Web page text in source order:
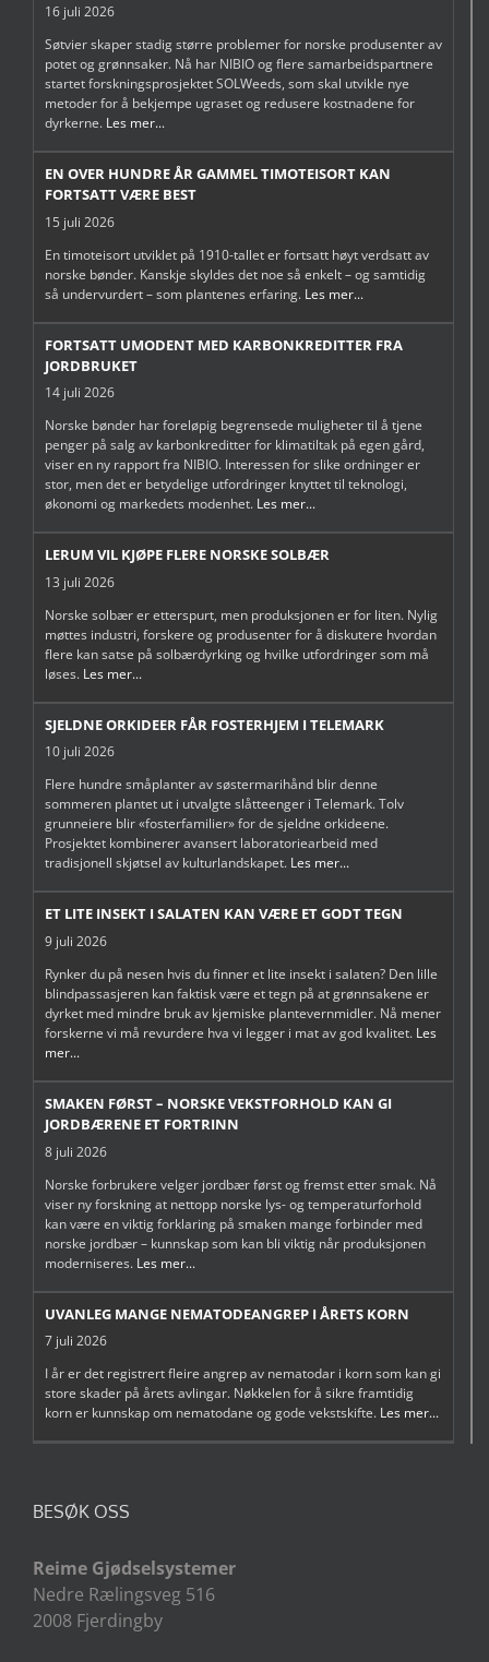
16 juli 2026
Søtvier skaper stadig større problemer for norske produsenter av
potet og grønnsaker. Nå har NIBIO og flere samarbeidspartnere
startet forskningsprosjektet SOLWeeds, som skal utvikle nye
metoder for å bekjempe ugraset og redusere kostnadene for
dyrkerne. Les mer...
EN OVER HUNDRE ÅR GAMMEL TIMOTEISORT KAN
FORTSATT VÆRE BEST
15 juli 2026
En timoteisort utviklet på 1910-tallet er fortsatt høyt verdsatt av
norske bønder. Kanskje skyldes det noe så enkelt – og samtidig
så undervurdert – som plantenes erfaring. Les mer...
FORTSATT UMODENT MED KARBONKREDITTER FRA
JORDBRUKET
14 juli 2026
Norske bønder har foreløpig begrensede muligheter til å tjene
penger på salg av karbonkreditter for klimatiltak på egen gård,
viser en ny rapport fra NIBIO. Interessen for slike ordninger er
stor, men det er betydelige utfordringer knyttet til teknologi,
økonomi og markedets modenhet. Les mer...
LERUM VIL KJØPE FLERE NORSKE SOLBÆR
13 juli 2026
Norske solbær er etterspurt, men produksjonen er for liten. Nylig
møttes industri, forskere og produsenter for å diskutere hvordan
flere kan satse på solbærdyrking og hvilke utfordringer som må
løses. Les mer...
SJELDNE ORKIDEER FÅR FOSTERHJEM I TELEMARK
10 juli 2026
Flere hundre småplanter av søstermarihånd blir denne
sommeren plantet ut i utvalgte slåtteenger i Telemark. Tolv
grunneiere blir «fosterfamilier» for de sjeldne orkideene.
Prosjektet kombinerer avansert laboratoriearbeid med
tradisjonell skjøtsel av kulturlandskapet. Les mer...
ET LITE INSEKT I SALATEN KAN VÆRE ET GODT TEGN
9 juli 2026
Rynker du på nesen hvis du finner et lite insekt i salaten? Den lille
blindpassasjeren kan faktisk være et tegn på at grønnsakene er
dyrket med mindre bruk av kjemiske plantevernmidler. Nå mener
forskerne vi må revurdere hva vi legger i mat av god kvalitet. Les
mer...
SMAKEN FØRST – NORSKE VEKSTFORHOLD KAN GI
JORDBÆRENE ET FORTRINN
8 juli 2026
Norske forbrukere velger jordbær først og fremst etter smak. Nå
viser ny forskning at nettopp norske lys- og temperaturforhold
kan være en viktig forklaring på smaken mange forbinder med
norske jordbær – kunnskap som kan bli viktig når produksjonen
moderniseres. Les mer...
UVANLEG MANGE NEMATODEANGREP I ÅRETS KORN
7 juli 2026
I år er det registrert fleire angrep av nematodar i korn som kan gi
store skader på årets avlingar. Nøkkelen for å sikre framtidig
korn er kunnskap om nematodane og gode vekstskifte. Les mer...
BESØK OSS
Reime Gjødselsystemer
Nedre Rælingsveg 516
2008 Fjerdingby